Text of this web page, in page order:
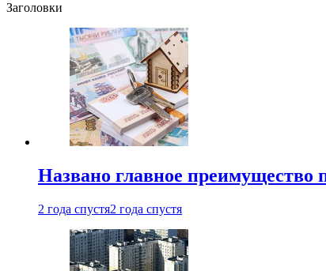
Заголовки
Названо главное
2 года спустя2 года спустя